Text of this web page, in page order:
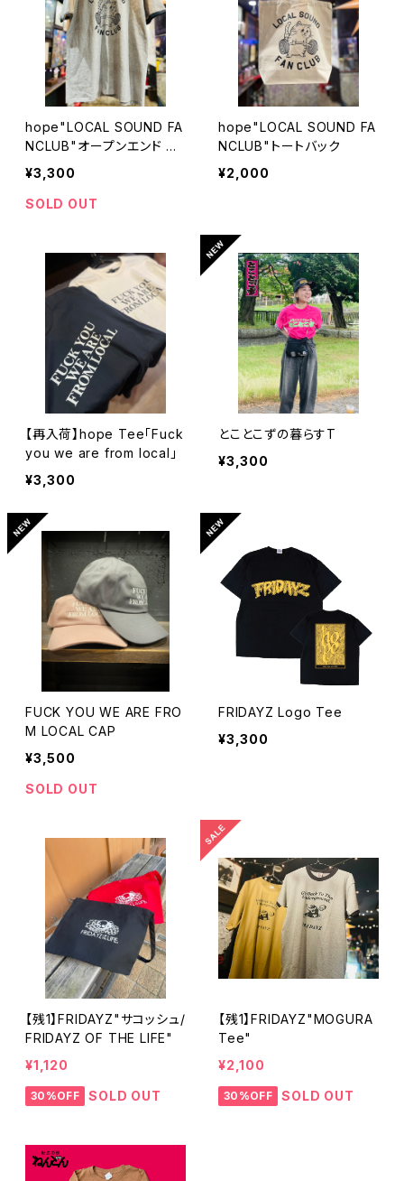
hope"LOCAL SOUND FA
NCLUB"オープンエンド リ
ンガーT
¥3,300
SOLD OUT
hope"LOCAL SOUND FA
NCLUB"トートバック
¥2,000
【再入荷】hope Tee「Fuck
you we are from local」
¥3,300
とことこずの暮らすT
¥3,300
FUCK YOU WE ARE FRO
M LOCAL CAP
¥3,500
SOLD OUT
FRIDAYZ Logo Tee
¥3,300
【残1】FRIDAYZ"サコッシュ/
FRIDAYZ OF THE LIFE"
¥1,120
30%OFF SOLD OUT
【残1】FRIDAYZ"MOGURA
Tee"
¥2,100
30%OFF SOLD OUT